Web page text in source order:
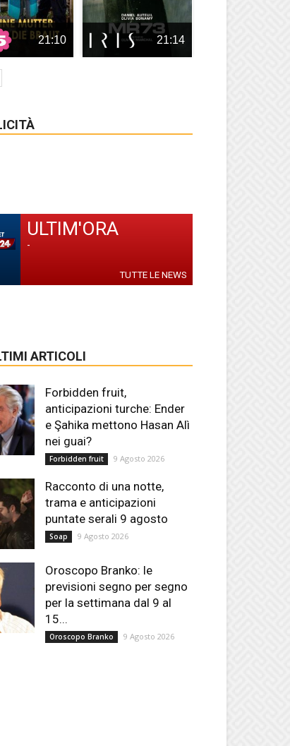
21:10 21:14
ULTIM'ORA
-
TUTTE LE NEWS
ARTICOLI
Forbidden fruit,
anticipazioni turche: Ender
e Şahika mettono Hasan Alì
nei guai?
Forbidden fruit 9 Agosto 2026
Racconto di una notte,
trama e anticipazioni
puntate serali 9 agosto
Soap 9 Agosto 2026
Oroscopo Branko: le
previsioni segno per segno
per la settimana dal 9 al
15...
Oroscopo Branko 9 Agosto 2026